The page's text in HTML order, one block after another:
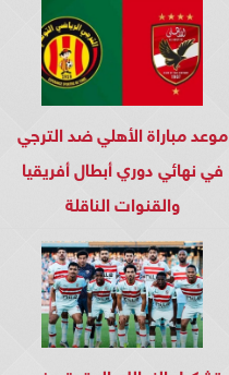
موعد مباراة الأهلي ضد الترجي
في نهائي دوري أبطال أفريقيا
والقنوات الناقلة